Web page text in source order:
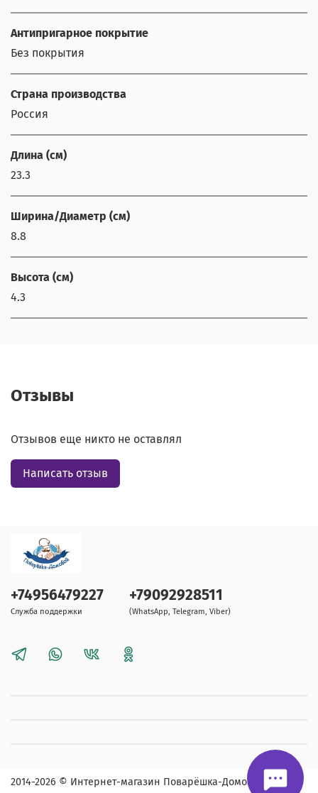
Антипригарное покрытие
Без покрытия
Страна производства
Россия
Длина (см)
23.3
Ширина/Диаметр (см)
8.8
Высота (см)
4.3
Отзывы
Отзывов еще никто не оставлял
Написать отзыв
+74956479227
Служба поддержки
+79092928511
(WhatsApp, Telegram, Viber)
2014-2026 © Интернет-магазин Поварёшка-Домовой